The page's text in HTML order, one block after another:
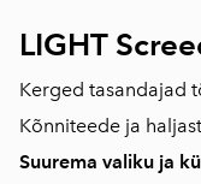
LIGHT
Kerged tasandajad
Kõnniteede ja
Suurema valiku ja